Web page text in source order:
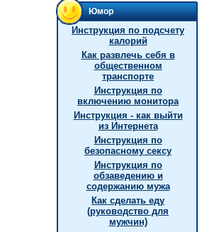
Юмор
Инструкция по подсчету
калорий
Как развлечь себя в
общественном
транспорте
Инструкция по
включению монитора
Инструкция - как выйти
из Интернета
Инструкция по
безопасному сексу
Инструкция по
обзаведению и
содержанию мужа
Как сделать еду
(руководство для
мужчин)